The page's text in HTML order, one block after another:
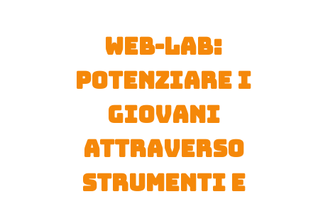
Web-Lab:
Potenziare i
giovani
attraverso
strumenti e